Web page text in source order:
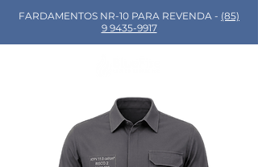
FARDAMENTOS NR-10 PARA REVENDA - (85)
9 9435-9917